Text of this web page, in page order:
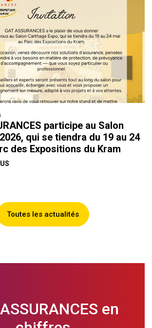
participe au Salon
qui se tiendra du 19 au 24
des Expositions du Kram
Toutes les actualités
en